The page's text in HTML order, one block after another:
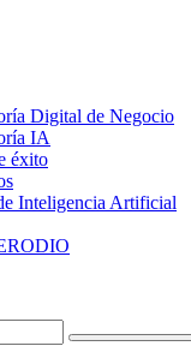
Digital de Negocio
IA
éxito
Inteligencia Artificial